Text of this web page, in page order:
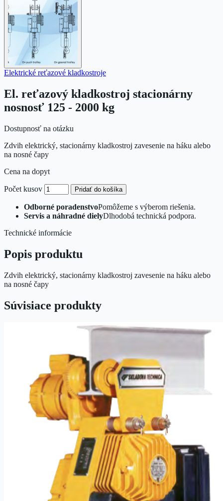
Elektrické reťazové kladkostroje
El. reťazový kladkostroj stacionárny
nosnosť 125 - 2000 kg
Dostupnosť na otázku
Zdvih elektrický, stacionárny kladkostroj zavesenie na háku alebo
na nosné čapy
Cena na dopyt
Počet kusov Pridať do košíka
Odborné poradenstvoPomôžeme s výberom riešenia.
Servis a náhradné dielyDlhodobá technická podpora.
Technické informácie
Popis produktu
Zdvih elektrický, stacionárny kladkostroj zavesenie na háku alebo
na nosné čapy
Súvisiace produkty